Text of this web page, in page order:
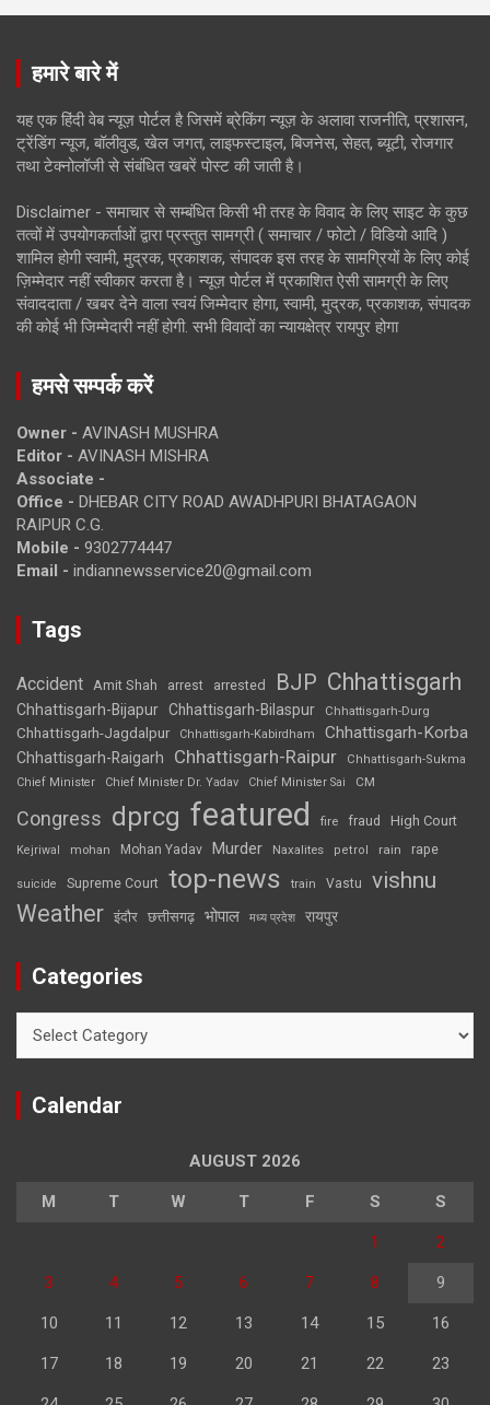
हमारे बारे में
यह एक हिंदी वेब न्यूज़ पोर्टल है जिसमें ब्रेकिंग न्यूज़ के अलावा राजनीति, प्रशासन,
ट्रेंडिंग न्यूज, बॉलीवुड, खेल जगत, लाइफस्टाइल, बिजनेस, सेहत, ब्यूटी, रोजगार
तथा टेक्नोलॉजी से संबंधित खबरें पोस्ट की जाती है।
Disclaimer - समाचार से सम्बंधित किसी भी तरह के विवाद के लिए साइट के कुछ
तत्वों में उपयोगकर्ताओं द्वारा प्रस्तुत सामग्री ( समाचार / फोटो / विडियो आदि )
शामिल होगी स्वामी, मुद्रक, प्रकाशक, संपादक इस तरह के सामग्रियों के लिए कोई
ज़िम्मेदार नहीं स्वीकार करता है। न्यूज़ पोर्टल में प्रकाशित ऐसी सामग्री के लिए
संवाददाता / खबर देने वाला स्वयं जिम्मेदार होगा, स्वामी, मुद्रक, प्रकाशक, संपादक
की कोई भी जिम्मेदारी नहीं होगी. सभी विवादों का न्यायक्षेत्र रायपुर होगा
हमसे सम्पर्क करें
Owner - AVINASH MUSHRA
Editor - AVINASH MISHRA
Associate -
Office - DHEBAR CITY ROAD AWADHPURI BHATAGAON
RAIPUR C.G.
Mobile - 9302774447
Email - indiannewsservice20@gmail.com
Tags
Accident Amit Shah arrest arrested BJP Chhattisgarh
Chhattisgarh-Bijapur Chhattisgarh-Bilaspur Chhattisgarh-Durg
Chhattisgarh-Jagdalpur Chhattisgarh-Kabirdham Chhattisgarh-Korba
Chhattisgarh-Raigarh Chhattisgarh-Raipur
Chhattisgarh-Sukma
Chief Minister
Chief Minister Dr. Yadav Chief Minister Sai CM
Congress dprcg featured fire fraud High Court
Kejriwal mohan Mohan Yadav Murder Naxalites petrol rain rape
suicide Supreme Court top-news train Vastu vishnu
Weather इंदौर छत्तीसगढ़ भोपाल मध्य प्रदेश रायपुर
Categories
Calendar
AUGUST 2026
M T W T F S S
1 2
3 4 5 6 7 8 9
10 11 12 13 14 15 16
17 18 19 20 21 22 23